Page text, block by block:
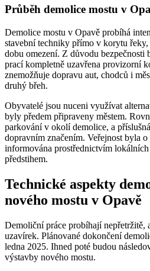
Průběh demolice mostu v
Demolice mostu v Opavě probíhá
stavební techniky přímo v korytu
dobu omezení. Z důvodu bezpečnosti
prací kompletně uzavřena provizorní
znemožňuje dopravu aut, chodců i
druhý břeh.
Obyvatelé jsou nuceni využívat
byly předem připraveny městem.
parkování v okolí demolice, a
dopravním značením. Veřejnost byla o
informována prostřednictvím
předstihem.
Technické aspekty
nového mostu v Opavě
Demoliční práce probíhají
uzavírek. Plánované dokončení
ledna 2025. Ihned poté budou
výstavby nového mostu.